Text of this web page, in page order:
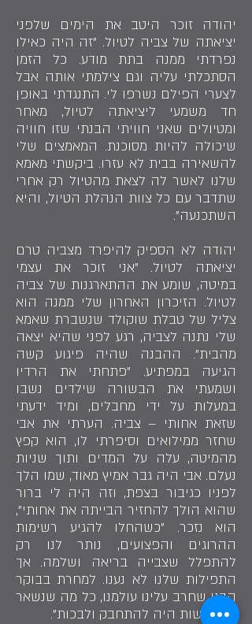
יהודה זוכר היטב את הימים שלפני
יציאתה של צביה לטיול. "זה היה כאילו
נפרדתי ממנה בתת מודע. כל הזמן
הסתכלתי עליה וגם צילמתי אותה אבל
לצערי הפילם נשרפו לי. התנגדתי באופן
חד משמעי ליציאתה לטיול, מאחר
ומטיולים שאני חוויתי הבנתי שזו חוויה
שיכולה להיות מסוכנת. המאמצים שלי
להשאירה בבית לא עזרו. ביקשתי מאמא
שלנו לאשר לה לצאת מהטיול רק אחרי
שתדבר עם כל צוות הנהלת הטיול, והיא
השתכנעה".
יהודה לא הספיק להיפרד מצביה טרם
יציאתה לטיול. "אני זוכר את עצמי
במיטה, שומע את ההתארגנות של צביה
לטיול. הזיכרון האחרון שלי ממנה הוא
צליל של טבלת שוקולד שנשברת שאמא
שלי נתנה לצביה, רגע לפני שהיא יצאה
מהבית". ההבנה שהיה פיגוע קשה
הגיעה במפתיע. "פתחתי את הרדיו
ושמעתי את הבשורה שילדים נשבו
במעלות על ידי מחבלים, ומיד ידעתי
שזאת אחותי – צביה. הערתי את אבי
שחזר ממילואים וסיפרתי לו, הוא קפץ
מהמיטה, עלה על המדים ותוך שניות
נעלם. אבי היה גבר אמיץ מאוד, שמו הלך
לפניו כגיבור בצפת, וזה היה לי ברור
שהוא הולך להחזיר הבייתה את אחותי",
הוא נזכר. "כשהחלו להגיע רשימות
ההרוגים והפצועים, נותר לנו רק
להתפלל שצבייה בריאה ושלמה. אך
התפילות שלנו לא נענו. למחרת בבוקר
הבנו שחרב עלינו עולמנו, כל מה שנשאר
לנו לעשות היה להתחבק ולבכות".